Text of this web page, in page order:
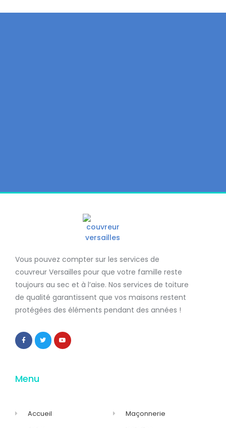
Vous pouvez compter sur les services de
couvreur Versailles pour que votre famille reste
toujours au sec et à l’aise. Nos services de toiture
de qualité garantissent que vos maisons restent
protégées des éléments pendant des années !
Menu
Accueil
Maçonnerie